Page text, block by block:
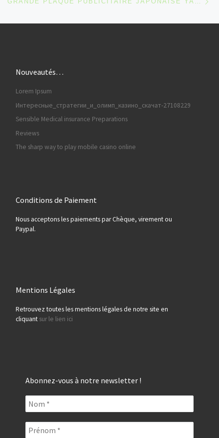
Nouveautés…
Lorem Ipsum
Интересные_стратегии_и_олимп_казино_скачат-27108229
Sensible Medical insurance Preparations
Reviews
The sharp way to play mobile casino online
Conditions de Paiement
Nous acceptons les paiements par Chèque, virement ou
Paypal.
Mentions Légales
Retrouvez toutes les mentions légales de notre site en
cliquant sur le lien ici
Abonnez-vous à notre newsletter !